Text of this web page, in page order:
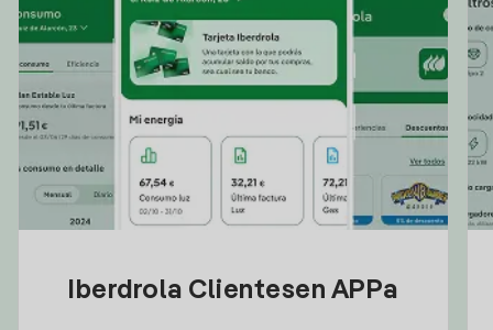
Iberdrola Clientesen APPa